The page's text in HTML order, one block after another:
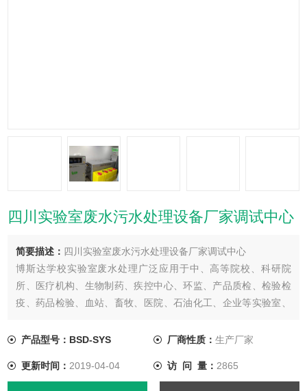
四川实验室废水污水处理设备厂家调试中心
简要描述： 四川实验室废水污水处理设备厂家调试中心
博斯达学校实验室废水处理广泛应用于中、高等院校、科研院
所、医疗机构、生物制药、疾控中心、环监、产品质检、检验检
疫、药品检验、血站、畜牧、医院、石油化工、企业等实验室、
【GB8978-1996】中的一级、二级、三级标准，处理后的污水可
再利用。
产品型号：BSD-SYS 厂商性质： 生产厂家
更新时间： 2019-04-04 访 问 量： 2865